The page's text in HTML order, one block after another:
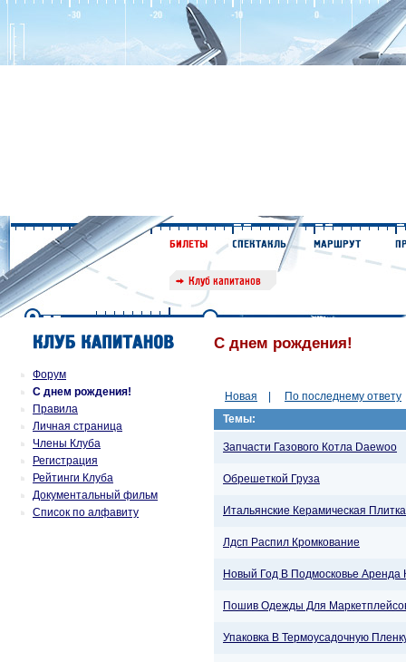
Форум
С днем рождения!
Правила
Личная страница
Члены Клуба
Регистрация
Рейтинги Клуба
Документальный фильм
Список по алфавиту
С днем рождения!
Новая По последнему ответу
Темы:
Запчасти Газового Котла Daewoo
Обрешеткой Груза
Итальянские Керамическая Плитка
Лдсп Распил Кромкование
Новый Год В Подмосковье Аренда
Пошив Одежды Для
Упаковка В Термоусадочную